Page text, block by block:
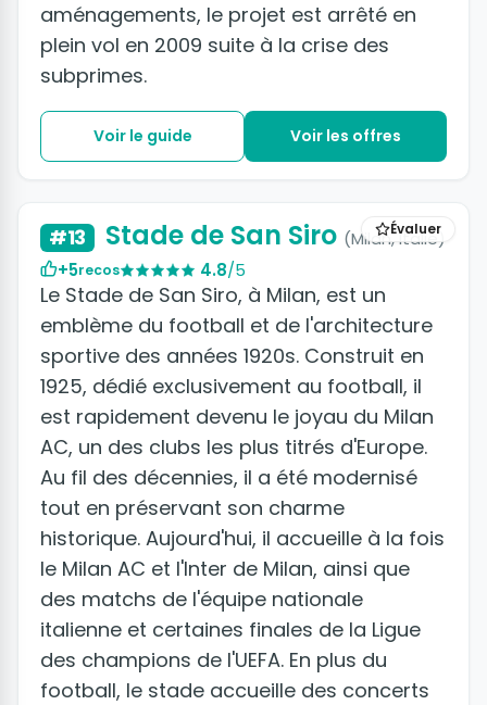
aménagements, le projet est arrêté en
plein vol en 2009 suite à la crise des
subprimes.
Voir le guide Voir les offres
Évaluer
#13 Stade de San Siro (Milan, Italie)
+5recos 4.8/5
Le Stade de San Siro, à Milan, est un
emblème du football et de l'architecture
sportive des années 1920s. Construit en
1925, dédié exclusivement au football, il
est rapidement devenu le joyau du Milan
AC, un des clubs les plus titrés d'Europe.
Au fil des décennies, il a été modernisé
tout en préservant son charme
historique. Aujourd'hui, il accueille à la fois
le Milan AC et l'Inter de Milan, ainsi que
des matchs de l'équipe nationale
italienne et certaines finales de la Ligue
des champions de l'UEFA. En plus du
football, le stade accueille des concerts